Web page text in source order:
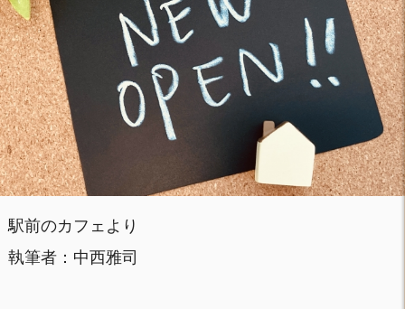
駅前のカフェより
執筆者：中西雅司